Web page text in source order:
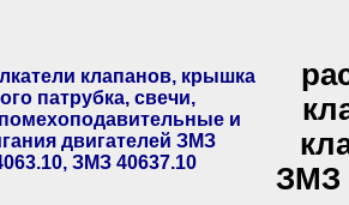
клапанов, крышка
патрубка, свечи,
и
двигателей ЗМЗ
ЗМЗ 40637.10
ЗМЗ